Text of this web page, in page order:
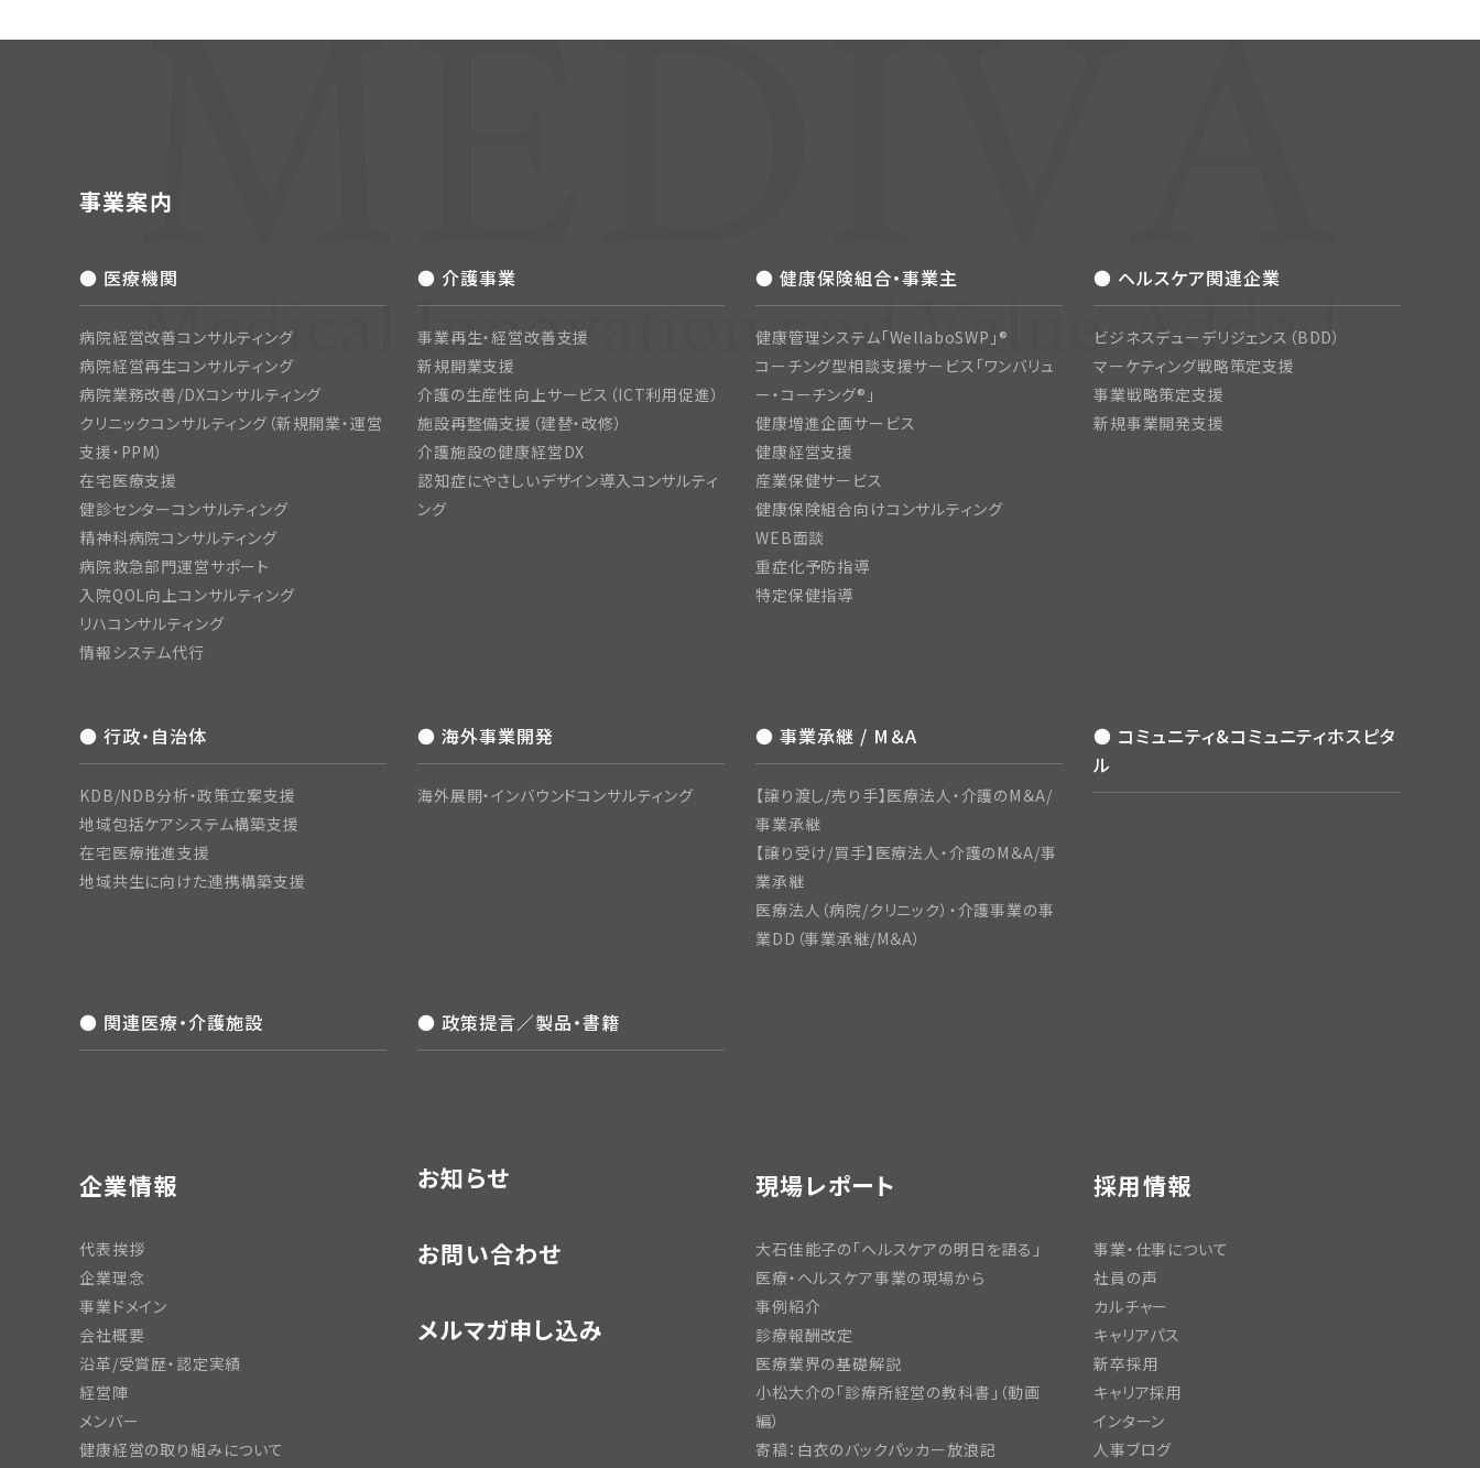
事業案内
● 医療機関
病院経営改善コンサルティング
病院経営再生コンサルティング
病院業務改善/DXコンサルティング
クリニックコンサルティング（新規開業・運営
支援・PPM）
在宅医療支援
健診センターコンサルティング
精神科病院コンサルティング
病院救急部門運営サポート
入院QOL向上コンサルティング
リハコンサルティング
情報システム代行
● 介護事業
事業再生・経営改善支援
新規開業支援
介護の生産性向上サービス（ICT利用促進）
施設再整備支援（建替・改修）
介護施設の健康経営DX
認知症にやさしいデザイン導入コンサルティ
ング
● 健康保険組合・事業主
健康管理システム「WellaboSWP」®
コーチング型相談支援サービス「ワンバリュ
ー・コーチング®」
健康増進企画サービス
健康経営支援
産業保健サービス
健康保険組合向けコンサルティング
WEB面談
重症化予防指導
特定保健指導
● ヘルスケア関連企業
ビジネスデューデリジェンス（BDD）
マーケティング戦略策定支援
事業戦略策定支援
新規事業開発支援
● 行政・自治体
KDB/NDB分析・政策立案支援
地域包括ケアシステム構築支援
在宅医療推進支援
地域共生に向けた連携構築支援
● 海外事業開発
海外展開・インバウンドコンサルティング
● 事業承継 / M＆A
【譲り渡し/売り手】医療法人・介護のM＆A/
事業承継
【譲り受け/買手】医療法人・介護のM＆A/事
業承継
医療法人（病院/クリニック）・介護事業の事
業DD（事業承継/M＆A）
● コミュニティ&コミュニティホスピタ
ル
● 関連医療・介護施設 ● 政策提言／製品・書籍
企業情報
代表挨拶
企業理念
事業ドメイン
会社概要
沿革/受賞歴・認定実績
経営陣
メンバー
健康経営の取り組みについて
お知らせ
お問い合わせ
メルマガ申し込み
現場レポート
大石佳能子の「ヘルスケアの明日を語る」
医療・ヘルスケア事業の現場から
事例紹介
診療報酬改定
医療業界の基礎解説
小松大介の「診療所経営の教科書」（動画
編）
寄稿：白衣のバックパッカー放浪記
採用情報
事業・仕事について
社員の声
カルチャー
キャリアパス
新卒採用
キャリア採用
インターン
人事ブログ